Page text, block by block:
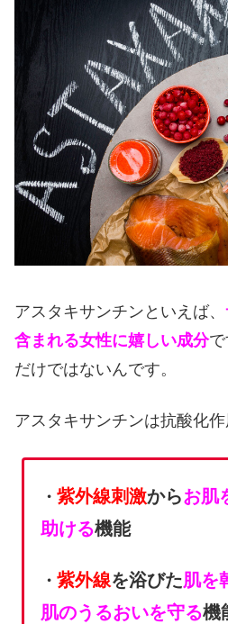
アスタキサンチンといえば、
含まれる女性に嬉しい成分
だけではないんです。
アスタキサンチンは抗酸化作
・紫外線刺激からお肌
助ける機能
・紫外線を浴びた肌を
肌のうるおいを守る機